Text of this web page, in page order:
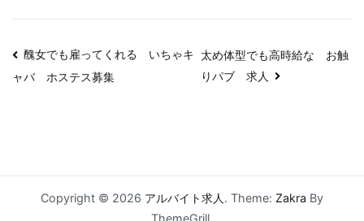
投
稿
醜女でも雇ってくれる いちゃキ
ャバ ホステス募集
太め体型でも高時給な お触
りパブ 求人
Copyright © 2026 アルバイト求人 . Theme: Zakra By